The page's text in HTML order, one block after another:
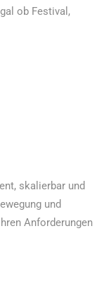
ob Festival,
skalierbar und
und
Anforderungen